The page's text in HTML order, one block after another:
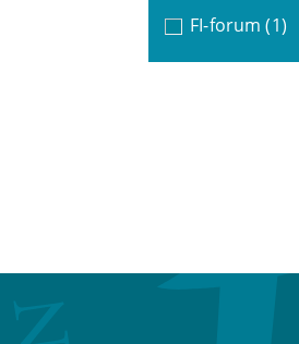
FI-forum (1)